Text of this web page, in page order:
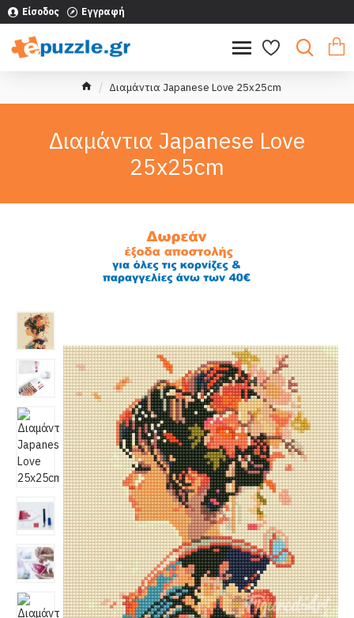
Είσοδος Εγγραφή
Διαμάντια Japanese Love 25x25cm
Διαμάντια Japanese Love
25x25cm